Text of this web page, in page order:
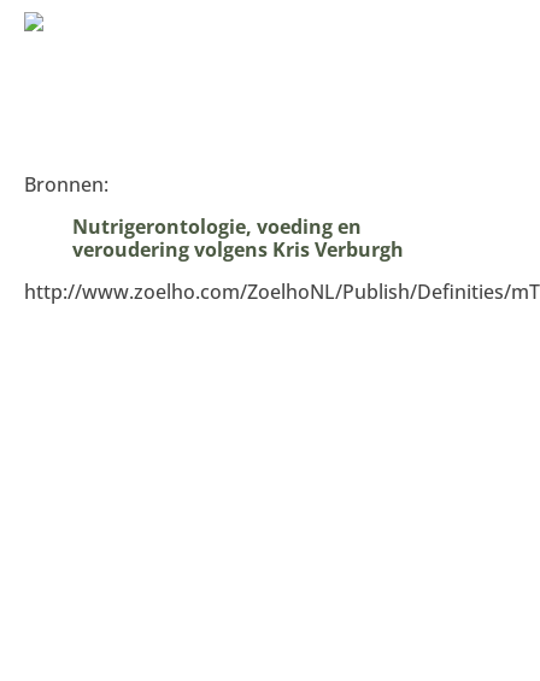
Bronnen:
Nutrigerontologie, voeding en
veroudering volgens Kris Verburgh
http://www.zoelho.com/ZoelhoNL/Publish/Definities/